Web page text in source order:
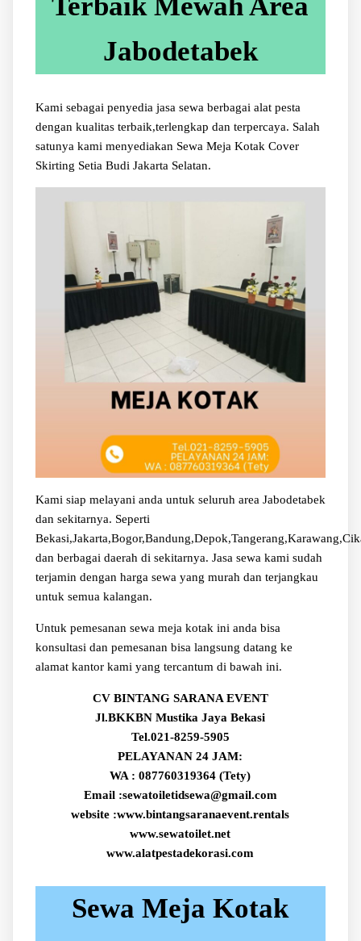
Jabodetabek
Kami sebagai penyedia jasa sewa berbagai alat pesta
dengan kualitas terbaik,terlengkap dan terpercaya. Salah
satunya kami menyediakan Sewa Meja Kotak Cover
Skirting Setia Budi Jakarta Selatan.
Kami siap melayani anda untuk seluruh area Jabodetabek
dan sekitarnya. Seperti
dan berbagai daerah di sekitarnya. Jasa sewa kami sudah
terjamin dengan harga sewa yang murah dan terjangkau
untuk semua kalangan.
Untuk pemesanan sewa meja kotak ini anda bisa
konsultasi dan pemesanan bisa langsung datang ke
alamat kantor kami yang tercantum di bawah ini.
CV BINTANG SARANA EVENT
Jl.BKKBN Mustika Jaya Bekasi
Tel.021-8259-5905
PELAYANAN 24 JAM:
WA : 087760319364 (Tety)
Email :sewatoiletidsewa@gmail.com
website :www.bintangsaranaevent.rentals
www.sewatoilet.net
www.alatpestadekorasi.com
Sewa Meja Kotak